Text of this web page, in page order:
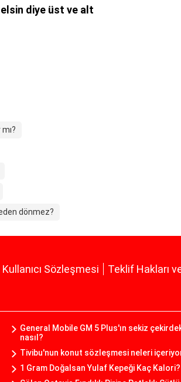
diye üst ve alt
dönmez?
Kullanıcı Sözleşmesi Teklif Hakları
General Mobile GM 5 Plus'ın sekiz
nasıl?
Tivibu'nun konut sözleşmesi neleri
1 Gram Doğalsan Yulaf Kepeği Kaç Kalori?